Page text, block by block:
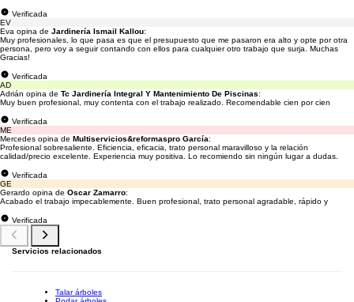
Verificada
EV
Eva opina de Jardinería Ismail Kallou:
Muy profesionales, lo que pasa es que el presupuesto que me pasaron era alto y opte por otra
persona, pero voy a seguir contando con ellos para cualquier otro trabajo que surja. Muchas
Gracias!
Verificada
AD
Adrián opina de Tc Jardinería Integral Y Mantenimiento De Piscinas:
Muy buen profesional, muy contenta con el trabajo realizado. Recomendable cien por cien
Verificada
ME
Mercedes opina de Multiservicios&reformaspro García:
Profesional sobresaliente. Eficiencia, eficacia, trato personal maravilloso y la relación
calidad/precio excelente. Experiencia muy positiva. Lo recomiendo sin ningún lugar a dudas.
Verificada
GE
Gerardo opina de Oscar Zamarro:
Acabado el trabajo impecablemente. Buen profesional, trato personal agradable, rápido y
Verificada
Servicios relacionados
Talar árboles